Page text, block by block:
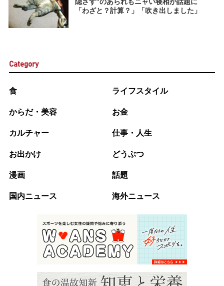
「わざと？計算？」「吹き出しました」
Category
食 ライフスタイル
からだ・美容 お金
カルチャー 仕事・人生
お出かけ どうぶつ
漫画 話題
国内ニュース 海外ニュース